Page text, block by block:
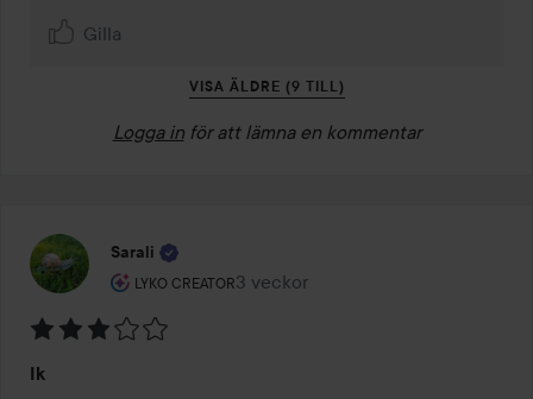
Gilla
VISA ÄLDRE (9 TILL)
Logga in för att lämna en kommentar
Sarali
LYKO CREATOR
Användarens roll: Lyko Creator.
3 veckor
Inlägget skapades 3 veckor
3
Ik